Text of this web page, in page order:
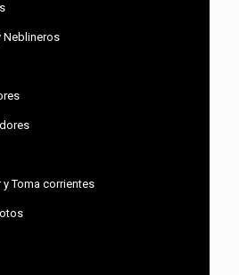
Neblineros
Toma corrientes